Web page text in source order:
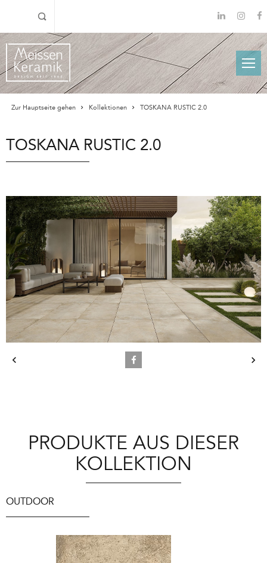
Zur Hauptseite gehen Kollektionen TOSKANA RUSTIC 2.0
TOSKANA RUSTIC 2.0
PRODUKTE AUS DIESER
KOLLEKTION
OUTDOOR